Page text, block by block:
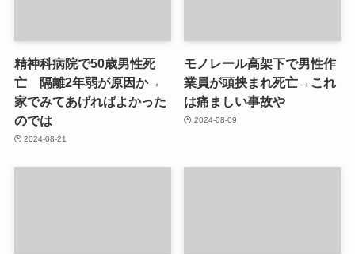
精神科病院で50歳男性死
亡 隔離2年弱が原因か→
家でみてあげればよかった
のでは
2024-08-21
モノレール高架下で男性作
業員が頭挟まれ死亡→これ
は痛ましい事故や
2024-08-09